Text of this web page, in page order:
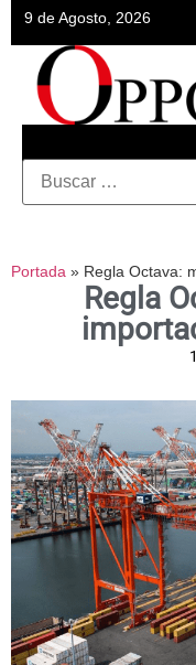
9 de Agosto, 2026
Portada » Regla Octava:
Regla